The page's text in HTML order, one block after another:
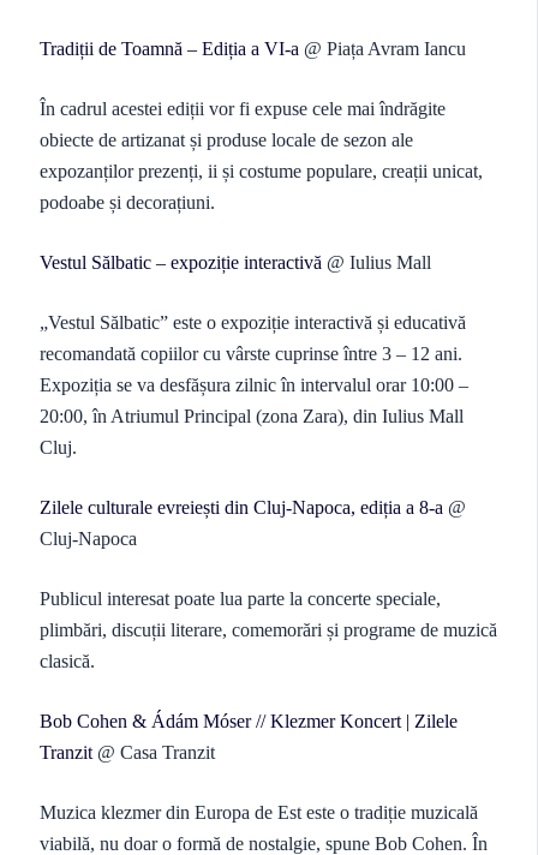
Tradiții de Toamnă – Ediția a VI-a @ Piața Avram Iancu
În cadrul acestei ediții vor fi expuse cele mai îndrăgite
obiecte de artizanat și produse locale de sezon ale
expozanților prezenți, ii și costume populare, creații unicat,
podoabe și decorațiuni.
Vestul Sălbatic – expoziție interactivă @ Iulius Mall
„Vestul Sălbatic” este o expoziție interactivă și educativă
recomandată copiilor cu vârste cuprinse între 3 – 12 ani.
Expoziția se va desfășura zilnic în intervalul orar 10:00 –
20:00, în Atriumul Principal (zona Zara), din Iulius Mall
Cluj.
Zilele culturale evreiești din Cluj-Napoca, ediția a 8-a @
Cluj-Napoca
Publicul interesat poate lua parte la concerte speciale,
plimbări, discuții literare, comemorări și programe de muzică
clasică.
Bob Cohen & Ádám Móser // Klezmer Koncert | Zilele
Tranzit@ Casa Tranzit
Muzica klezmer din Europa de Est este o tradiție muzicală
viabilă, nu doar o formă de nostalgie, spune Bob Cohen. În